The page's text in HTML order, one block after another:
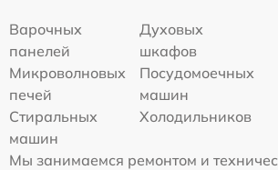
Варочных
панелей
Духовых
шкафов
Микроволновых
печей
Посудомоечных
машин
Стиральных
машин
Холодильников
Мы занимаемся ремонтом и